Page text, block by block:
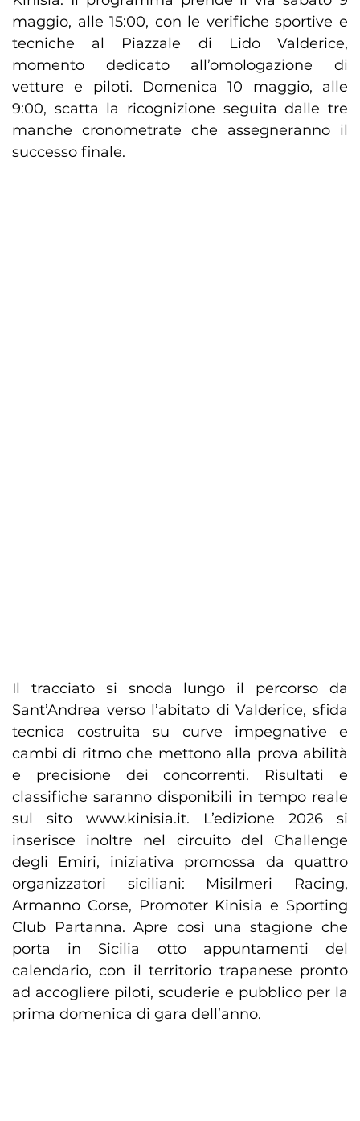
maggio, alle 15:00, con le verifiche sportive e
tecniche al Piazzale di Lido Valderice,
momento dedicato all’omologazione di
vetture e piloti. Domenica 10 maggio, alle
9:00, scatta la ricognizione seguita dalle tre
manche cronometrate che assegneranno il
successo finale.
Il tracciato si snoda lungo il percorso da
Sant’Andrea verso l’abitato di Valderice, sfida
tecnica costruita su curve impegnative e
cambi di ritmo che mettono alla prova abilità
e precisione dei concorrenti. Risultati e
classifiche saranno disponibili in tempo reale
sul sito www.kinisia.it. L’edizione 2026 si
inserisce inoltre nel circuito del Challenge
degli Emiri, iniziativa promossa da quattro
organizzatori siciliani: Misilmeri Racing,
Armanno Corse, Promoter Kinisia e Sporting
Club Partanna. Apre così una stagione che
porta in Sicilia otto appuntamenti del
calendario, con il territorio trapanese pronto
ad accogliere piloti, scuderie e pubblico per la
prima domenica di gara dell’anno.